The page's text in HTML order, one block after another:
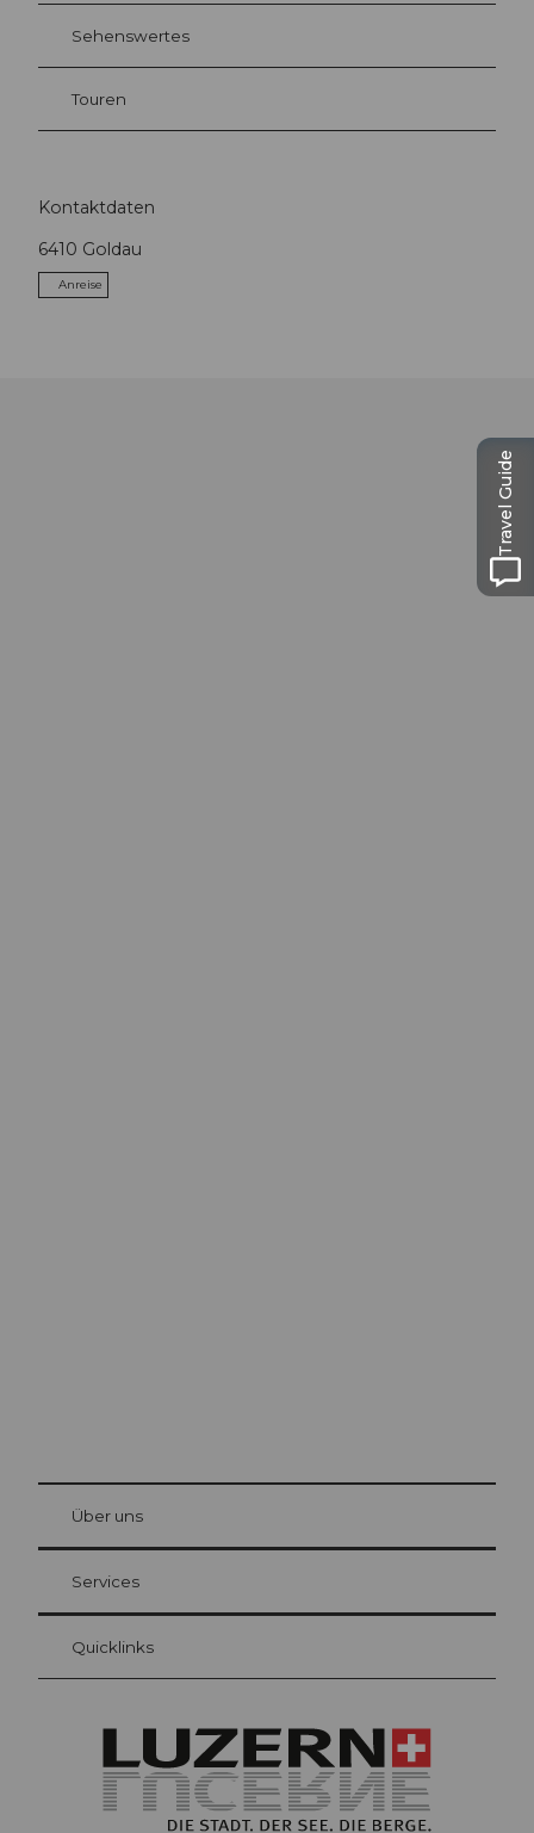
Sehenswertes
Touren
Kontaktdaten
6410 Goldau
Anreise
Gästekarte Luzern
Ihre Vorteile als Übernachtungsgast
at Bre
Über uns
Services
Quicklinks
Travel Guide